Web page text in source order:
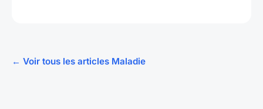
← Voir tous les articles Maladie